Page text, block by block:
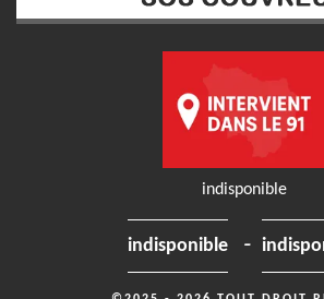
indisponible
indisponible -